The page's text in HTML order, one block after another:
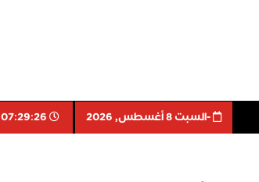
-السبت 8 أغسطس, 2026 07:29:27